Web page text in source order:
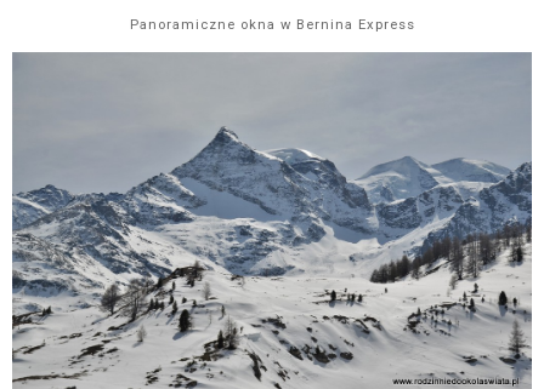
Panoramiczne okna w Bernina Express